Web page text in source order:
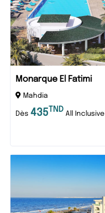
Monarque El Fatimi
Mahdia
Dès 435 TND All Inclusive